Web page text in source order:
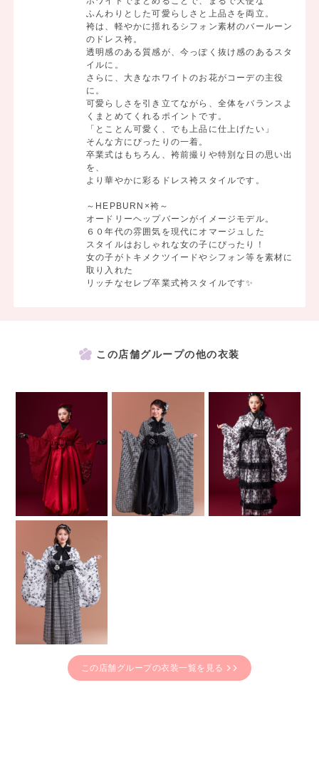
ふんわりとした可愛らしさと上品さを両立。
袴は、軽やかに揺れるシフォン素材のバールーン
のドレス袴。
透明感のある質感が、今っぽく抜け感のあるスタ
イルに。
さらに、大きなホワイトのお花がコーデの主役
に。
可愛らしさを引き立てながら、全体をバランスよ
くまとめてくれるポイントです。
「とことん可愛く、でも上品に仕上げたい」
そんな方にぴったりの一着。
卒業式はもちろん、袴前撮りや特別な日の思い出
を、
より華やかに彩るドレス袴スタイルです。
～HEPBURN×袴～
オードリーヘップバーンがイメージモデル。
６０年代の雰囲気を現代にオマージュした
スタイルはおしゃれな女の子にぴったり！
女の子がトキメクツイードやシフォン等を素材に
取り入れた
リッチなセレブ卒業式袴スタイルです✨
この店舗グループの他の衣装
この店舗グループの衣装一覧を見る